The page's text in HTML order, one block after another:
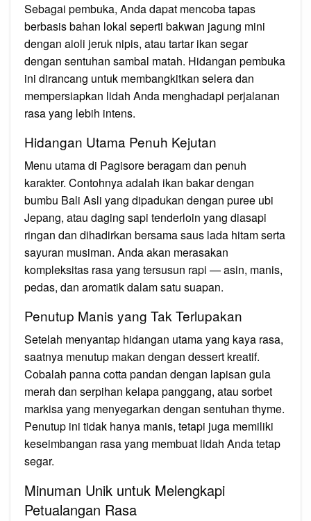
Sebagai pembuka, Anda dapat mencoba tapas
berbasis bahan lokal seperti bakwan jagung mini
dengan aioli jeruk nipis, atau tartar ikan segar
dengan sentuhan sambal matah. Hidangan pembuka
ini dirancang untuk membangkitkan selera dan
mempersiapkan lidah Anda menghadapi perjalanan
rasa yang lebih intens.
Hidangan Utama Penuh Kejutan
Menu utama di Pagisore beragam dan penuh
karakter. Contohnya adalah ikan bakar dengan
bumbu Bali Asli yang dipadukan dengan puree ubi
Jepang, atau daging sapi tenderloin yang diasapi
ringan dan dihadirkan bersama saus lada hitam serta
sayuran musiman. Anda akan merasakan
kompleksitas rasa yang tersusun rapi — asin, manis,
pedas, dan aromatik dalam satu suapan.
Penutup Manis yang Tak Terlupakan
Setelah menyantap hidangan utama yang kaya rasa,
saatnya menutup makan dengan dessert kreatif.
Cobalah panna cotta pandan dengan lapisan gula
merah dan serpihan kelapa panggang, atau sorbet
markisa yang menyegarkan dengan sentuhan thyme.
Penutup ini tidak hanya manis, tetapi juga memiliki
keseimbangan rasa yang membuat lidah Anda tetap
segar.
Minuman Unik untuk Melengkapi
Petualangan Rasa